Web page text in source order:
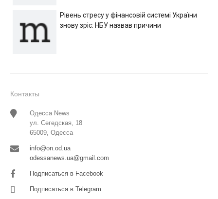
Рівень стресу у фінансовій системі України
знову зріс: НБУ назвав причини
Контакты
Одесса News
ул. Сегедская, 18
65009, Одесса
info@on.od.ua
odessanews.ua@gmail.com
Подписаться в Facebook
Подписаться в Telegram